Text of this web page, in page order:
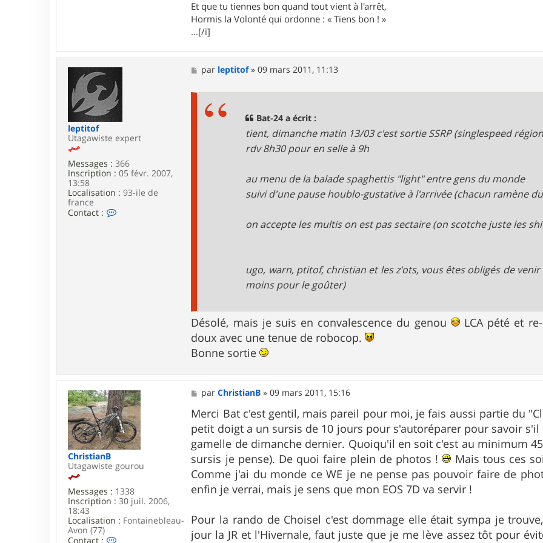
Et que tu tiennes bon quand tout vient à l'arrêt,
Hormis la Volonté qui ordonne : « Tiens bon ! »
...[/i]
leptitof
Utagawiste expert
Messages : 366
Inscription : 05 févr. 2007,
13:58
Localisation : 93-ile de
france
Contact :
M
e
par leptitof»09 mars 2011, 11:13
Bat-24 a écrit :
tient, dimanche matin 13/03 c'est sortie SSRP (singlespeed
rdv 8h30 pour en selle à 9h
au menu de la balade spaghettis "light" entre gens du monde
suivi d'une pause houblo-gustative à l'arrivée (chacun ramène
on accepte les multis on est pas sectaire (on scotche juste les
ugo, warn, ptitof, christian et les z'ots, vous êtes obligés de
moins pour le goûter)
Désolé, mais je suis en convalescence du genou LCA pété et
doux avec une tenue de robocop.
Bonne sortie
ChristianB
Utagawiste gourou
Messages : 1338
Inscription : 30 juil. 2006,
18:43
Localisation : Fontainebleau-
Avon (77)
Contact :
M
e
s
s
a
g
e
parChristianB »09 mars 2011, 15:16
Merci Bat c'est gentil, mais pareil pour moi, je fais aussi partie du
petit doigt a un sursis de 10 jours pour s'autoréparer pour savoir
gamelle de dimanche dernier. Quoiqu'il en soit c'est au minimum
sursis je pense). De quoi faire plein de photos !
Mais tous ces
Comme j'ai du monde ce WE je ne pense pas pouvoir faire de
enfin je verrai, mais je sens que mon EOS 7D va servir !
Pour la rando de Choisel c'est dommage elle était sympa je
jour la JR et l'Hivernale, faut juste que je me lève assez tôt pour